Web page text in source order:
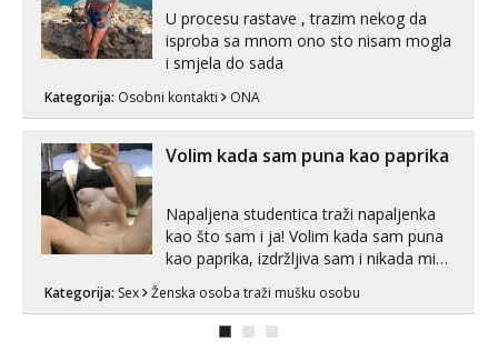
U procesu rastave , trazim nekog da
isproba sa mnom ono sto nisam mogla
i smjela do sada
Kategorija: Osobni kontakti ONA
Volim kada sam puna kao paprika
Napaljena studentica traži napaljenka
kao što sam i ja! Volim kada sam puna
kao paprika, izdržljiva sam i nikada mi
puta dnevno bilo kad i bilo gdje zato se
javi što prije da me isprobaš Klikni na
Kategorija: Sex Ženska osoba traži mušku osobu